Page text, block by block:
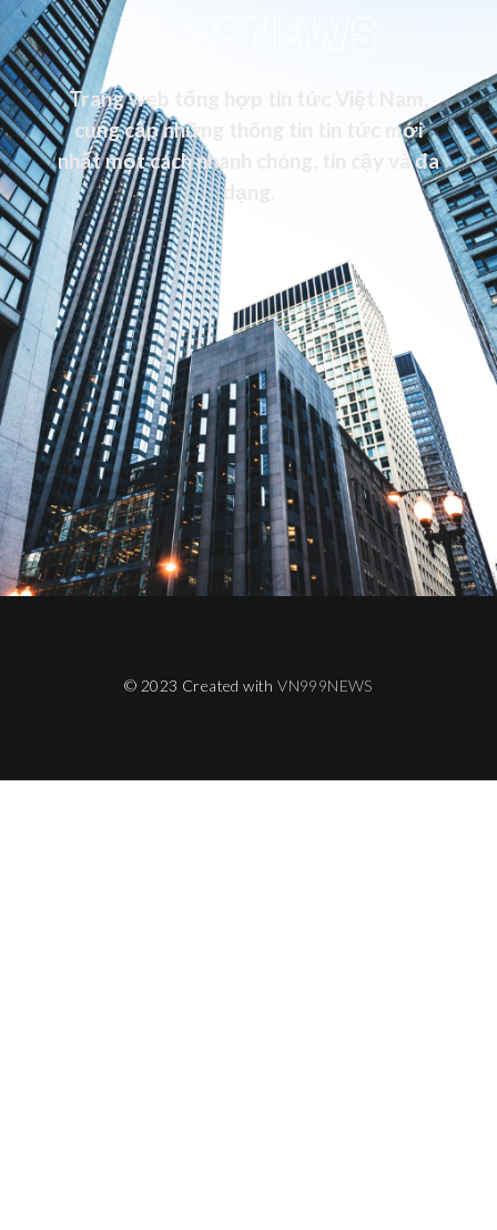
VN99NEWS
Trang web tổng hợp tin tức Việt Nam,
cung cấp những thông tin tin tức mới
nhất một cách nhanh chóng, tin cậy và đa
dạng.
© 2023 Created withVN999NEWS